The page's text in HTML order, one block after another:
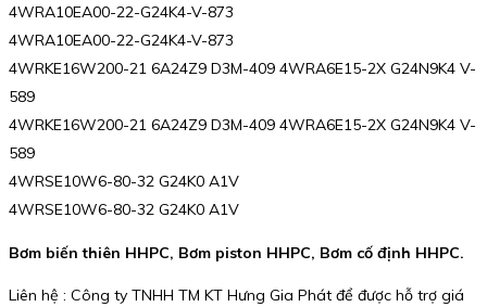
4WRA10EA00-22-G24K4-V-873
4WRA10EA00-22-G24K4-V-873
4WRKE16W200-21 6A24Z9 D3M-409 4WRA6E15-2X G24N9K4 V-
589
4WRKE16W200-21 6A24Z9 D3M-409 4WRA6E15-2X G24N9K4 V-
589
4WRSE10W6-80-32 G24K0 A1V
4WRSE10W6-80-32 G24K0 A1V
Bơm biến thiên HHPC, Bơm piston HHPC, Bơm cố định HHPC.
Liên hệ : Công ty TNHH TM KT Hưng Gia Phát để được hỗ trợ giá